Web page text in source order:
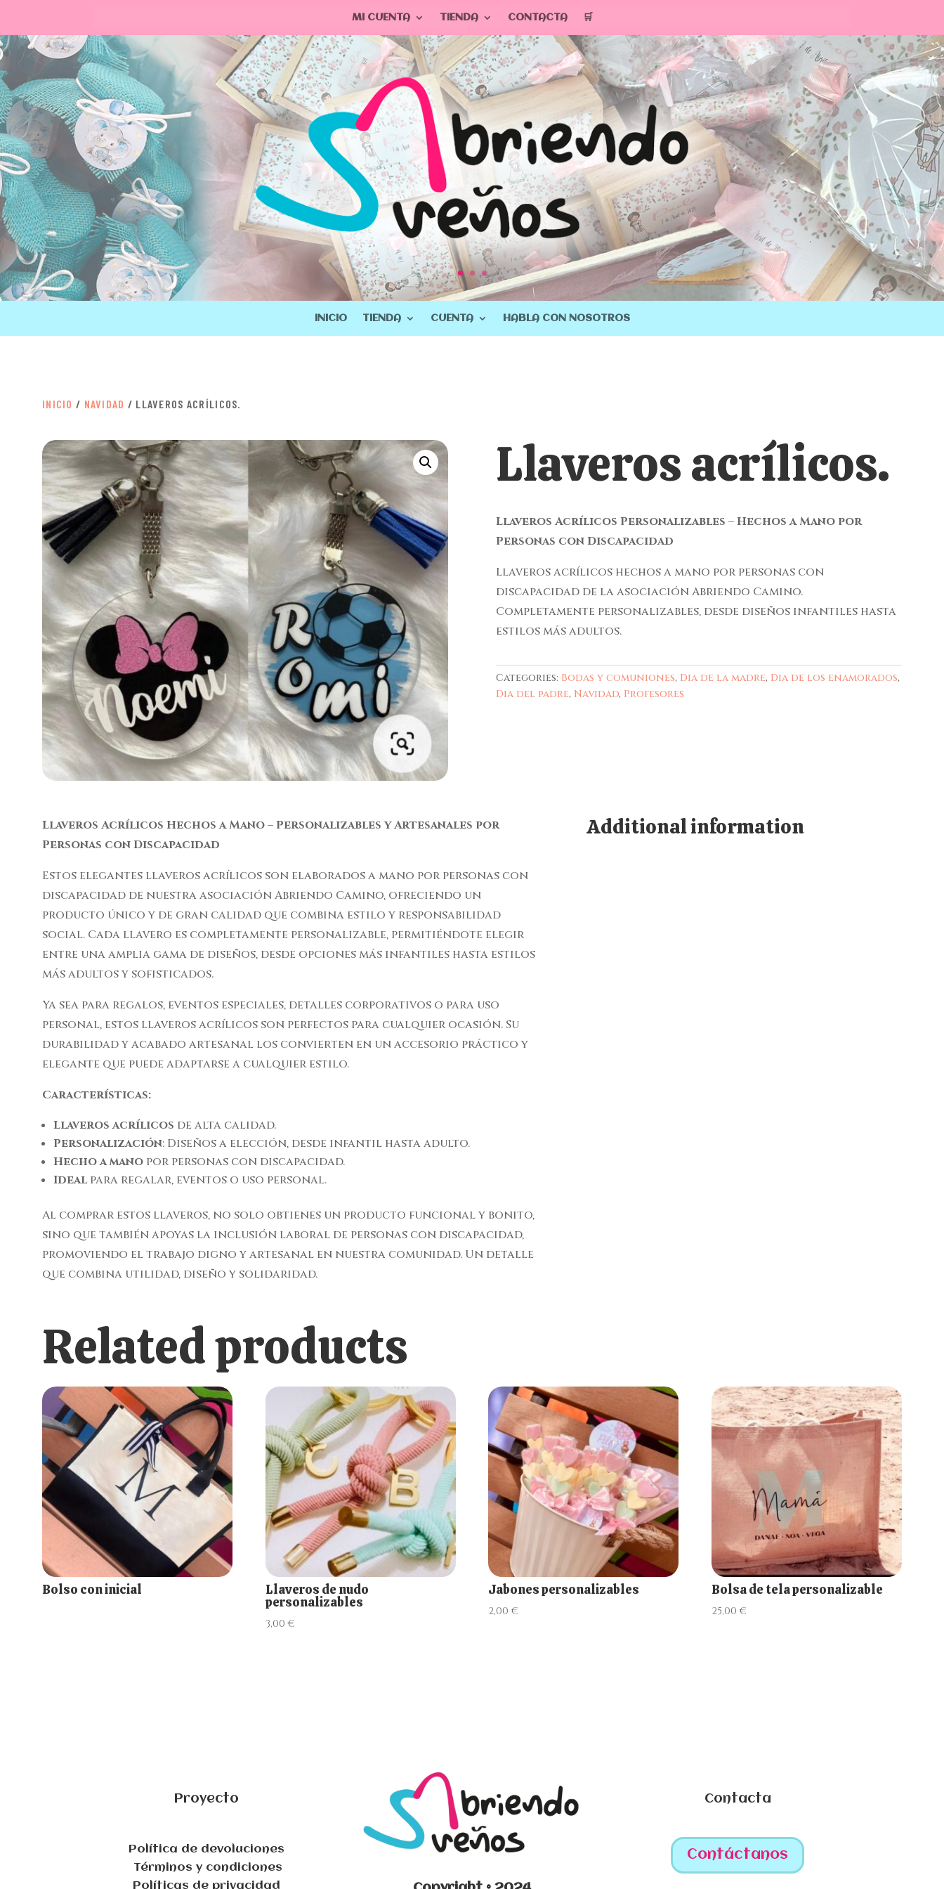
MI CUENTA TIENDA CONTACTA 🛒
INICIO TIENDA CUENTA HABLA CON NOSOTROS
INICIO / NAVIDAD / LLAVEROS ACRÍLICOS.
Llaveros acrílicos.
Llaveros Acrílicos Personalizables – Hechos a Mano por
Personas con Discapacidad
Llaveros acrílicos hechos a mano por personas con
discapacidad de la asociación Abriendo Camino.
Completamente personalizables, desde diseños infantiles hasta
estilos más adultos.
Categories: Bodas y comuniones, Dia de la madre, Dia de los enamorados,
Dia del padre, Navidad, Profesores
Llaveros Acrílicos Hechos a Mano – Personalizables y Artesanales por
Personas con Discapacidad
Estos elegantes llaveros acrílicos son elaborados a mano por personas con
discapacidad de nuestra asociación Abriendo Camino, ofreciendo un
producto único y de gran calidad que combina estilo y responsabilidad
social. Cada llavero es completamente personalizable, permitiéndote elegir
entre una amplia gama de diseños, desde opciones más infantiles hasta estilos
más adultos y sofisticados.
Ya sea para regalos, eventos especiales, detalles corporativos o para uso
personal, estos llaveros acrílicos son perfectos para cualquier ocasión. Su
durabilidad y acabado artesanal los convierten en un accesorio práctico y
elegante que puede adaptarse a cualquier estilo.
Características:
Llaveros acrílicos de alta calidad.
Personalización: Diseños a elección, desde infantil hasta adulto.
Hecho a mano por personas con discapacidad.
Ideal para regalar, eventos o uso personal.
Al comprar estos llaveros, no solo obtienes un producto funcional y bonito,
sino que también apoyas la inclusión laboral de personas con discapacidad,
promoviendo el trabajo digno y artesanal en nuestra comunidad. Un detalle
que combina utilidad, diseño y solidaridad.
Additional information
Related products
Bolso con inicial Llaveros de nudo
personalizables
3,00€
Jabones personalizables
2,00€
Bolsa de tela personalizable
25,00€
Proyecto
Política de devoluciones
Términos y condiciones
Políticas de privacidad
Contacta
Contáctanos